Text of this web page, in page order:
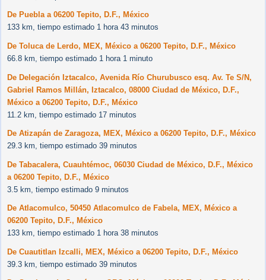
De Puebla a 06200 Tepito, D.F., México
133 km, tiempo estimado 1 hora 43 minutos
De Toluca de Lerdo, MEX, México a 06200 Tepito, D.F., México
66.8 km, tiempo estimado 1 hora 1 minuto
De Delegación Iztacalco, Avenida Río Churubusco esq. Av. Te S/N,
Gabriel Ramos Millán, Iztacalco, 08000 Ciudad de México, D.F.,
México a 06200 Tepito, D.F., México
11.2 km, tiempo estimado 17 minutos
De Atizapán de Zaragoza, MEX, México a 06200 Tepito, D.F., México
29.3 km, tiempo estimado 39 minutos
De Tabacalera, Cuauhtémoc, 06030 Ciudad de México, D.F., México
a 06200 Tepito, D.F., México
3.5 km, tiempo estimado 9 minutos
De Atlacomulco, 50450 Atlacomulco de Fabela, MEX, México a
06200 Tepito, D.F., México
133 km, tiempo estimado 1 hora 38 minutos
De Cuautitlan Izcalli, MEX, México a 06200 Tepito, D.F., México
39.3 km, tiempo estimado 39 minutos